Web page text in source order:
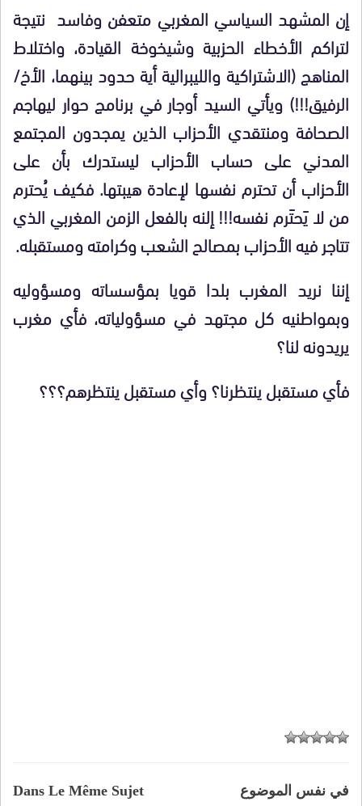
إن المشهد السياسي المغربي متعفن وفاسد نتيجة
لتراكم الأخطاء الحزبية وشيخوخة القيادة، واختلاط
المناهج (الاشتراكية والليبرالية أية حدود بينهما، الأخ/
الرفيق!!!) ويأتي السيد أوجار في برنامج حوار ليهاجم
الصحافة ومنتقدي الأحزاب الذين يمجدون المجتمع
المدني على حساب الأحزاب ليستدرك بأن على
الأحزاب أن تحترم نفسها لإعادة هيبتها. فكيف يُحترم
من لا يَحتَرم نفسه!!! إلنه بالفعل الزمن المغربي الذي
تتاجر فيه الأحزاب بمصالح الشعب وكرامته ومستقبله.
إننا نريد المغرب بلدا قويا بمؤسساته ومسؤوليه
وبمواطنيه كل مجتهد في مسؤولياته، فأي مغرب
يريدونه لنا؟
فأي مستقبل ينتظرنا؟ وأي مستقبل ينتظرهم؟؟؟
Dans Le Même Sujet في نفس الموضوع